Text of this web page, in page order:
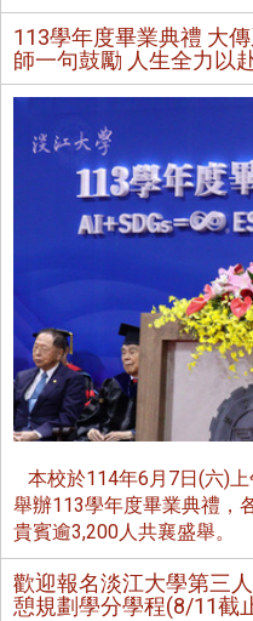
113學年度畢業典禮 大
師一句鼓勵 人生全力以赴
本校於114年6月7日(六)上
舉辦113學年度畢業典禮，
貴賓逾3,200人共襄盛舉。
歡迎報名淡江大學第三
憩規劃學分學程(8/11截